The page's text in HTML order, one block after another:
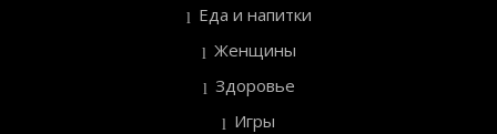
Еда и напитки
Женщины
Здоровье
Игры